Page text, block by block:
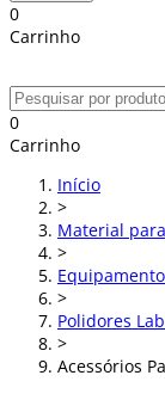
0
Carrinho
0
Carrinho
Início
>
Material
>
>
Polidores
>
Acessórios